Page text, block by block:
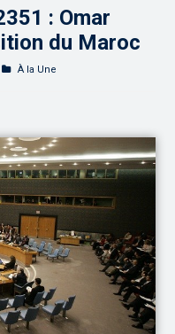
: Omar
du Maroc
À la Une